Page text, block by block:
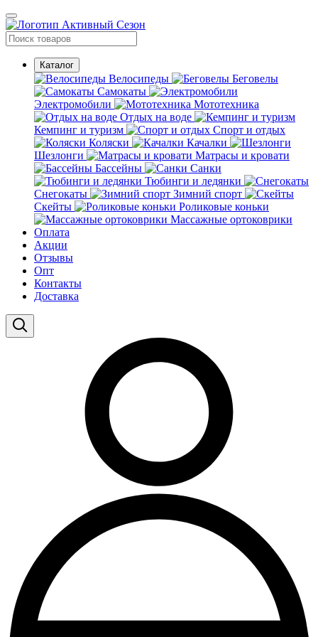
Каталог
Велосипеды
Беговелы
Самокаты
Электромобили
Мототехника
Отдых на воде
Кемпинг и туризм
Спорт и отдых
Коляски
Качалки
Шезлонги
Матрасы и кровати
Бассейны
Санки
Тюбинги и ледянки
Снегокаты
Зимний спорт
Скейты
Роликовые коньки
Массажные ортоковрики
Оплата
Акции
Отзывы
Опт
Контакты
Доставка